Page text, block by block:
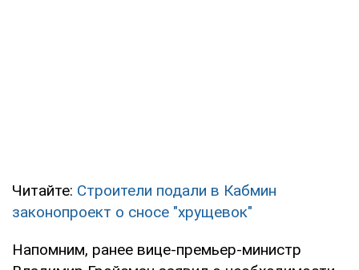
Читайте: Строители подали в Кабмин
законопроект о сносе "хрущевок"
Напомним, ранее вице-премьер-министр